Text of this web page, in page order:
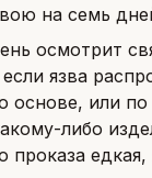
на семь
осмотрит
язва
основе, или по
либо
проказа едкая,